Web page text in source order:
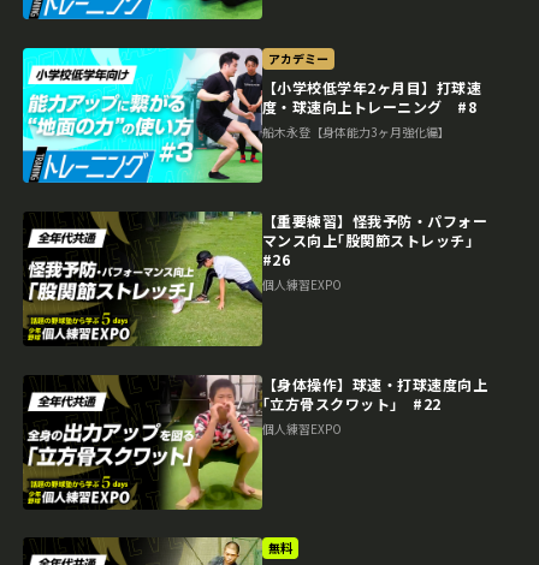
アカデミー
【小学校低学年2ヶ月目】打球速
度・球速向上トレーニング #8
船木永登【身体能力3ヶ月強化編】
【重要練習】怪我予防・パフォー
マンス向上｢股関節ストレッチ｣
#26
個人練習EXPO
【身体操作】球速・打球速度向上
｢立方骨スクワット｣ #22
個人練習EXPO
無料